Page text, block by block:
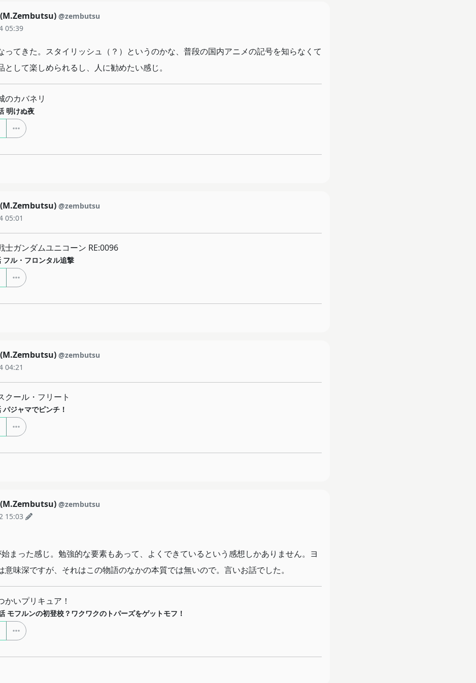
@zembutsu
05:39
ってきた。スタイリッシュ（？）というのかな、普段の国内アニメの記号を知らなくて
として楽しめられるし、人に勧めたい感じ。
のカバネリ
明けぬ夜
@zembutsu
05:01
士ガンダムユニコーン RE:0096
フル・フロンタル追撃
@zembutsu
04:21
クール・フリート
パジャマでピンチ！
@zembutsu
15:03
まった感じ。勉強的な要素もあって、よくできているという感想しかありません。ヨ
意味深ですが、それはこの物語のなかの本質では無いので。言いお話でした。
かいプリキュア！
モフルンの初登校？ワクワクのトパーズをゲットモフ！